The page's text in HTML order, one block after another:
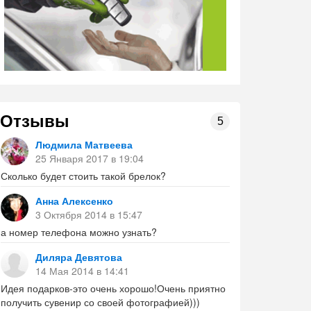
Отзывы 5
Людмила Матвеева
25 Января 2017 в 19:04
Сколько будет стоить такой брелок?
Анна Алексенко
3 Октября 2014 в 15:47
а номер телефона можно узнать?
Диляра Девятова
14 Мая 2014 в 14:41
Идея подарков-это очень хорошо!Очень приятно
получить сувенир со своей фотографией)))